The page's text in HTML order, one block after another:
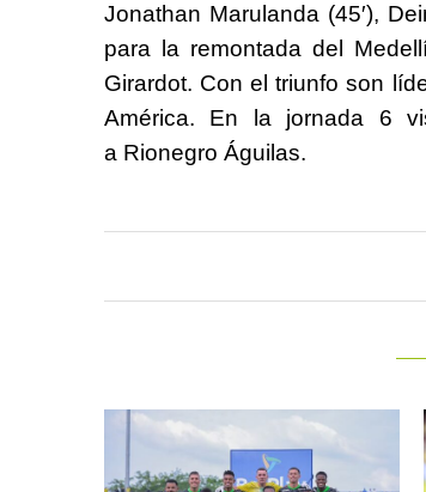
Jonathan Marulanda (45′),
para la remontada del
Girardot. Con el triunfo son
América. En la jornada 6
a Rionegro Águilas.